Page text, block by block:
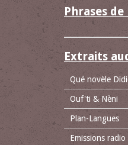
Phrases
Extraits
Qué novèle
Ouf'ti & Nèni
Plan-Langues
Emissions radio